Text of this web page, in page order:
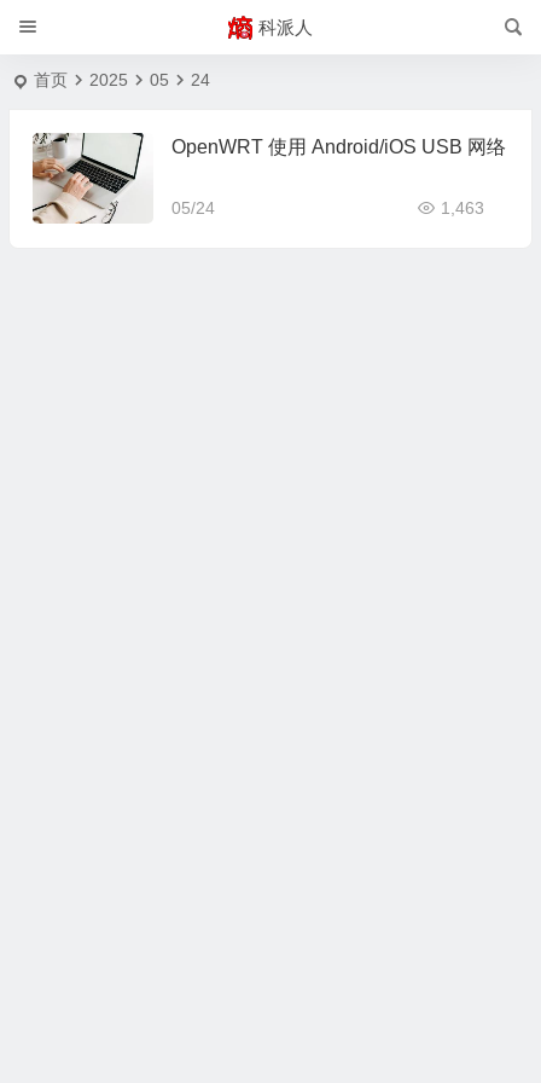
科派人
首页 2025 05 24
OpenWRT 使用 Android/iOS USB 网络
05/24 1,463